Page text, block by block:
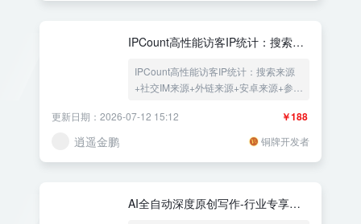
IPCount高性能访客IP统计：搜索来
+参数来源
IPCount高性能访客IP统计：搜索来源
+社交IM来源+外链来源+安卓来源+参数
￥188
更新日期：2026-07-12 15:12
逍遥金鹏 铜牌开发者
AI全自动深度原创写作-行业专享版 -